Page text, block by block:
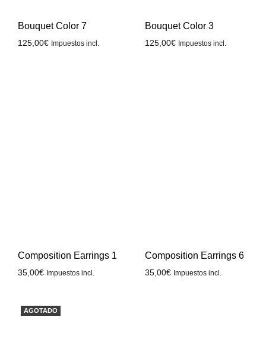
Bouquet Color 7
125,00€ Impuestos incl.
Bouquet Color 3
125,00€ Impuestos incl.
Composition Earrings 1
35,00€ Impuestos incl.
Composition Earrings 6
35,00€ Impuestos incl.
AGOTADO